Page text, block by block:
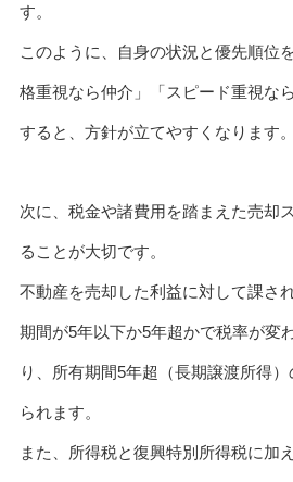
す。
このように、自身の状況と優先順位
格重視なら仲介」「スピード重視な
すると、方針が立てやすくなります。
次に、税金や諸費用を踏まえた売却
ることが大切です。
不動産を売却した利益に対して課さ
期間が5年以下か5年超かで税率が変
り、所有期間5年超（長期譲渡所得
られます。
また、所得税と復興特別所得税に加